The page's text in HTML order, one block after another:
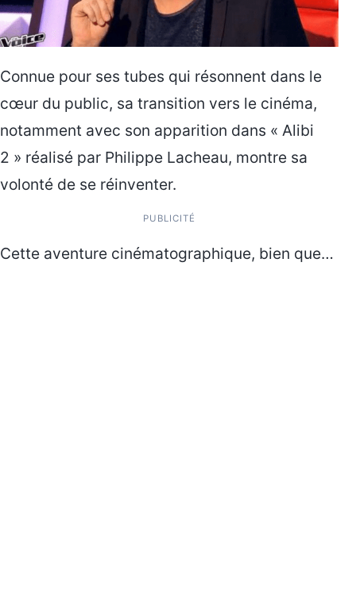
Connue pour ses tubes qui résonnent dans le
cœur du public, sa transition vers le cinéma,
notamment avec son apparition dans « Alibi
2 » réalisé par Philippe Lacheau, montre sa
volonté de se réinventer.
PUBLICITÉ
Cette aventure cinématographique, bien que…